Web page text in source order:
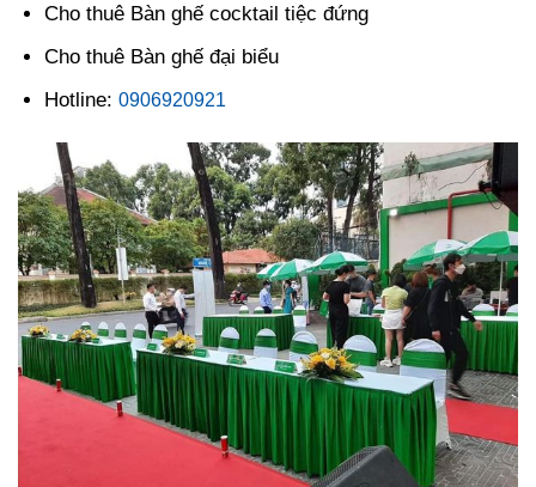
Cho thuê Bàn ghế cocktail tiệc đứng
Cho thuê Bàn ghế đại biểu
Hotline: 0906920921